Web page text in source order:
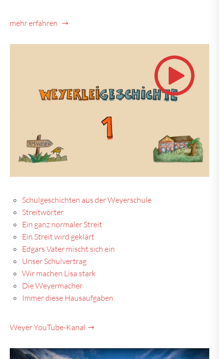
mehr erfahren
Schulgeschichten aus der Weyerschule
Streitwörter
Ein ganz normaler Streit
Ein Streit wird geklärt
Edgars Vater mischt sich ein
Unser Schulvertrag
Wir machen Lisa stark
Die Weyermacher
Immer diese Hausaufgaben
Weyer YouTube-Kanal